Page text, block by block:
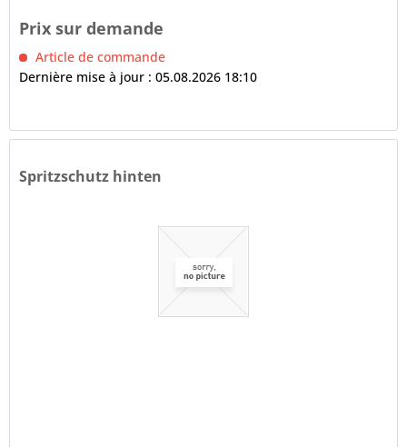
Prix sur demande
Article de commande
Dernière mise à jour : 05.08.2026 18:10
Spritzschutz hinten